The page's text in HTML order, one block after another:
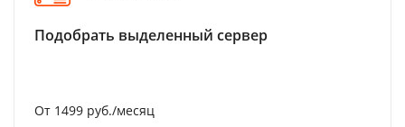
Подобрать выделенный сервер
От 1499 руб./месяц